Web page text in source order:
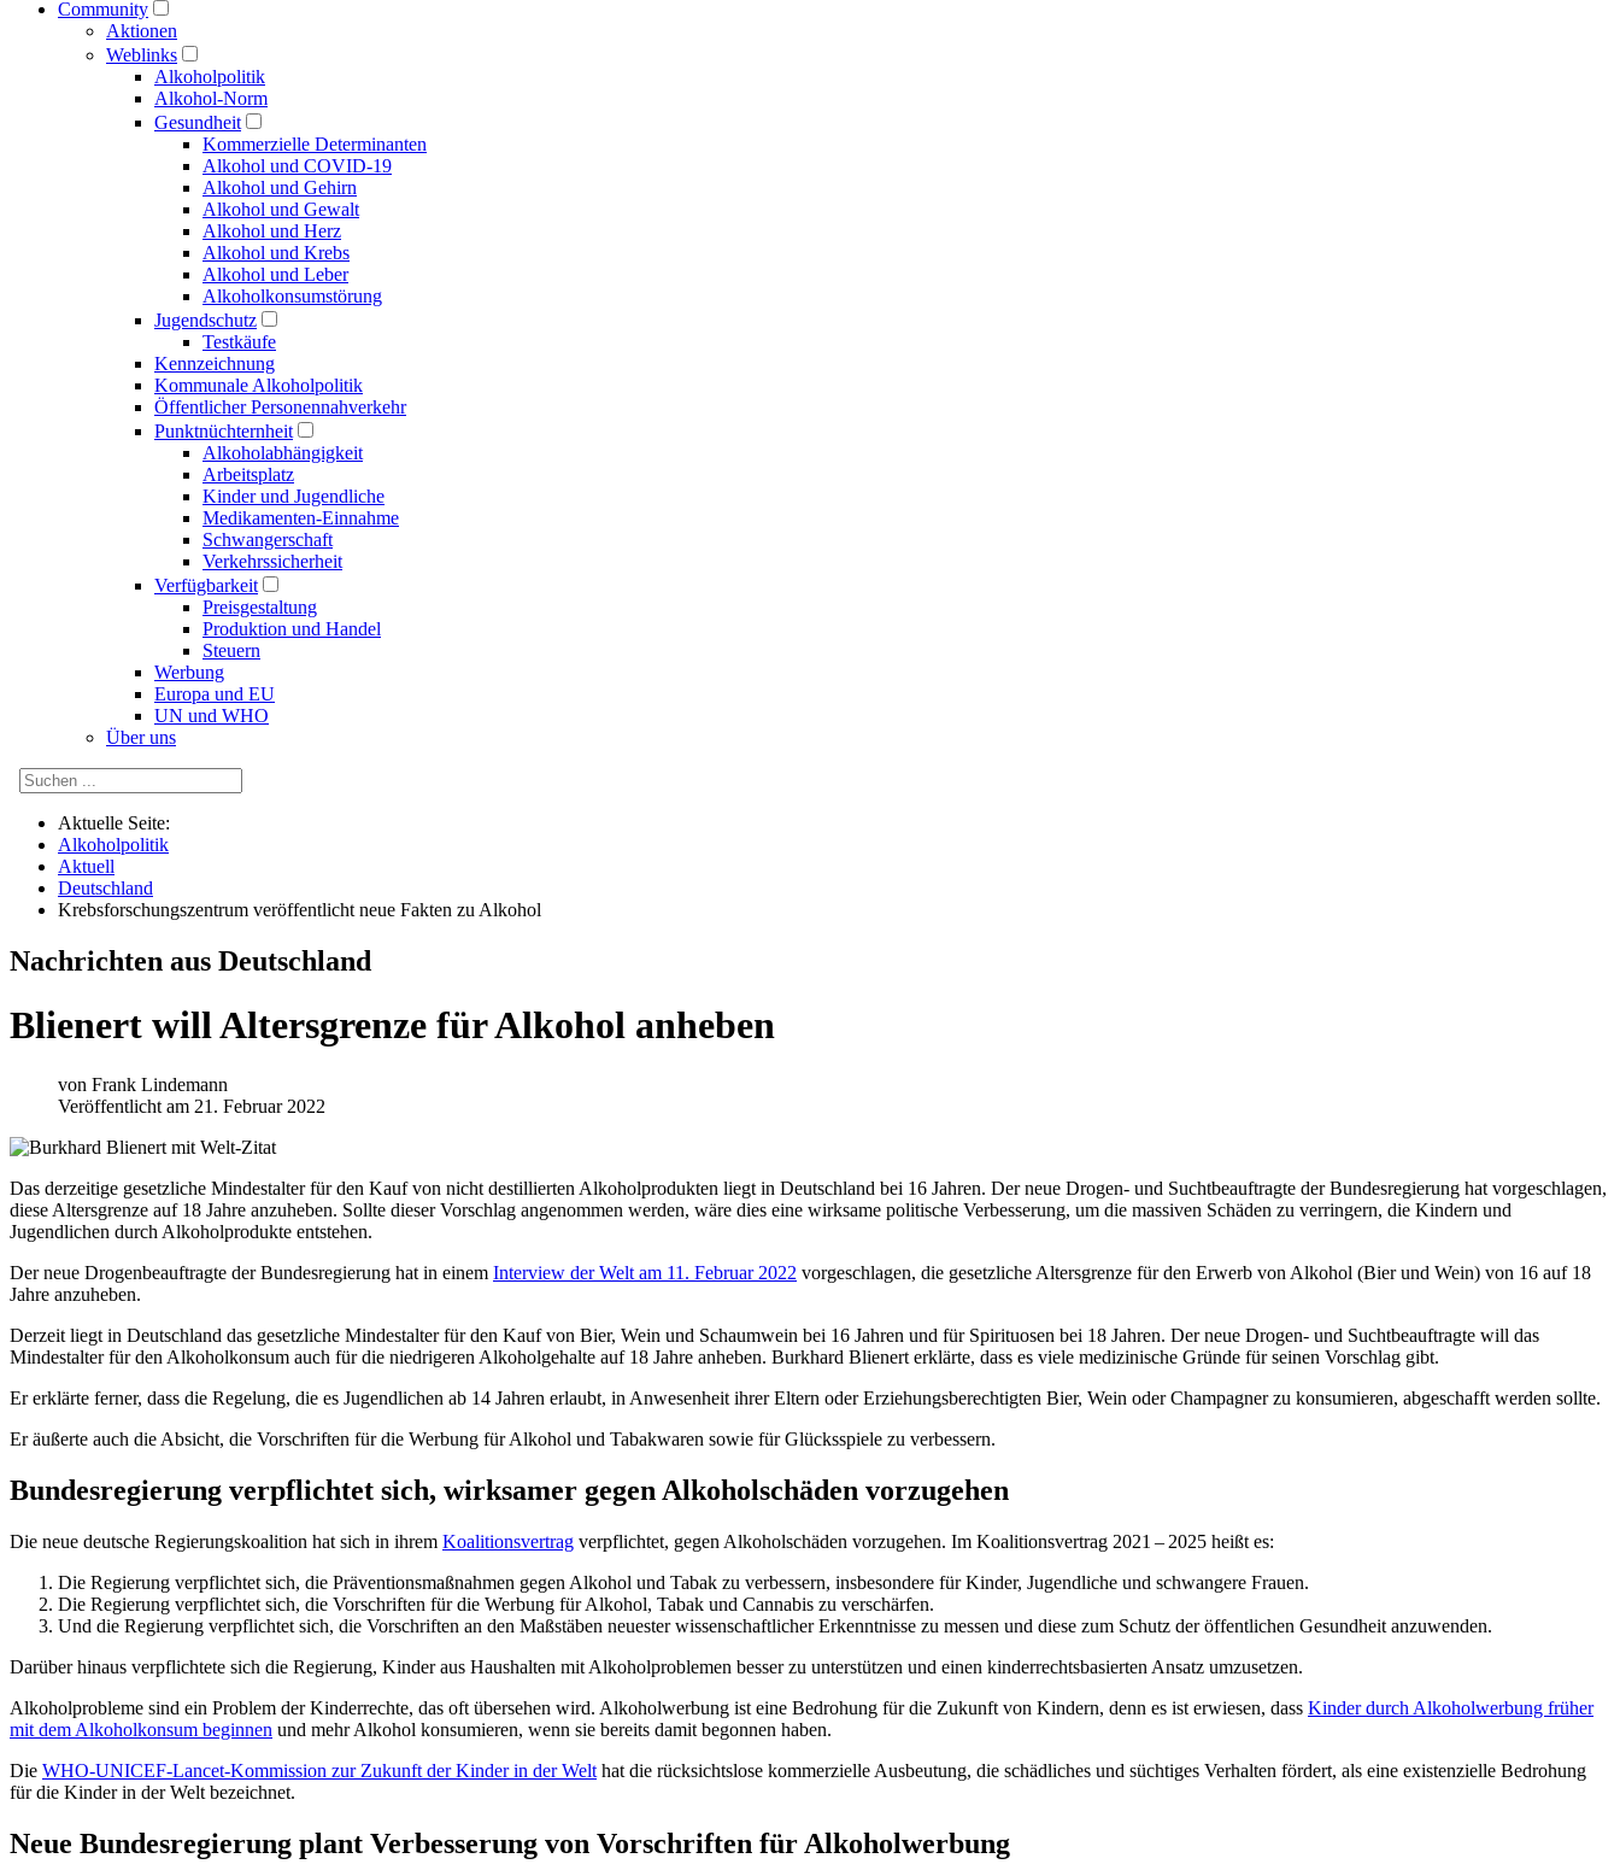
Community
Aktionen
Weblinks
Alkoholpolitik
Alkohol-Norm
Gesundheit
Kommerzielle Determinanten
Alkohol und COVID-19
Alkohol und Gehirn
Alkohol und Gewalt
Alkohol und Herz
Alkohol und Krebs
Alkohol und Leber
Alkoholkonsumstörung
Jugendschutz
Testkäufe
Kennzeichnung
Kommunale Alkoholpolitik
Öffentlicher Personennahverkehr
Punktnüchternheit
Alkoholabhängigkeit
Arbeitsplatz
Kinder und Jugendliche
Medikamenten-Einnahme
Schwangerschaft
Verkehrssicherheit
Verfügbarkeit
Preisgestaltung
Produktion und Handel
Steuern
Werbung
Europa und EU
UN und WHO
Über uns
Aktuelle Seite:
Alkoholpolitik
Aktuell
Deutschland
Krebsforschungszentrum veröffentlicht neue Fakten zu Alkohol
Nachrichten aus Deutschland
Blienert will Altersgrenze für Alkohol anheben
von Frank Lindemann
Veröffentlicht am 21. Februar 2022
Das derzeitige gesetzliche Mindestalter für den Kauf von nicht destillierten Alkoholprodukten liegt in Deutschland bei 16 Jahren. Der neue Drogen- und Suchtbeauftragte der Bundesregierung hat vorgeschlagen,
diese Altersgrenze auf 18 Jahre anzuheben. Sollte dieser Vorschlag angenommen werden, wäre dies eine wirksame politische Verbesserung, um die massiven Schäden zu verringern, die Kindern und
Jugendlichen durch Alkoholprodukte entstehen.
Der neue Drogenbeauftragte der Bundesregierung hat in einem Interview der Welt am 11. Februar 2022 vorgeschlagen, die gesetzliche Altersgrenze für den Erwerb von Alkohol (Bier und Wein) von 16 auf 18
Jahre anzuheben.
Derzeit liegt in Deutschland das gesetzliche Mindestalter für den Kauf von Bier, Wein und Schaumwein bei 16 Jahren und für Spirituosen bei 18 Jahren. Der neue Drogen- und Suchtbeauftragte will das
Mindestalter für den Alkoholkonsum auch für die niedrigeren Alkoholgehalte auf 18 Jahre anheben. Burkhard Blienert erklärte, dass es viele medizinische Gründe für seinen Vorschlag gibt.
Er erklärte ferner, dass die Regelung, die es Jugendlichen ab 14 Jahren erlaubt, in Anwesenheit ihrer Eltern oder Erziehungsberechtigten Bier, Wein oder Champagner zu konsumieren, abgeschafft werden sollte.
Er äußerte auch die Absicht, die Vorschriften für die Werbung für Alkohol und Tabakwaren sowie für Glücksspiele zu verbessern.
Bundesregierung verpflichtet sich, wirksamer gegen Alkoholschäden vorzugehen
Die neue deutsche Regierungskoalition hat sich in ihrem Koalitionsvertrag verpflichtet, gegen Alkoholschäden vorzugehen. Im Koalitionsvertrag 2021 – 2025 heißt es:
Die Regierung verpflichtet sich, die Präventionsmaßnahmen gegen Alkohol und Tabak zu verbessern, insbesondere für Kinder, Jugendliche und schwangere Frauen.
Die Regierung verpflichtet sich, die Vorschriften für die Werbung für Alkohol, Tabak und Cannabis zu verschärfen.
Und die Regierung verpflichtet sich, die Vorschriften an den Maßstäben neuester wissenschaftlicher Erkenntnisse zu messen und diese zum Schutz der öffentlichen Gesundheit anzuwenden.
Darüber hinaus verpflichtete sich die Regierung, Kinder aus Haushalten mit Alkoholproblemen besser zu unterstützen und einen kinderrechtsbasierten Ansatz umzusetzen.
Alkoholprobleme sind ein Problem der Kinderrechte, das oft übersehen wird. Alkoholwerbung ist eine Bedrohung für die Zukunft von Kindern, denn es ist erwiesen, dass Kinder durch Alkoholwerbung früher
mit dem Alkoholkonsum beginnen und mehr Alkohol konsumieren, wenn sie bereits damit begonnen haben.
Die WHO-UNICEF-Lancet-Kommission zur Zukunft der Kinder in der Welt hat die rücksichtslose kommerzielle Ausbeutung, die schädliches und süchtiges Verhalten fördert, als eine existenzielle Bedrohung
für die Kinder in der Welt bezeichnet.
Neue Bundesregierung plant Verbesserung von Vorschriften für Alkoholwerbung